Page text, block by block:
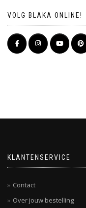
VOLG BLAKA ONLINE!
KLANTENSERVICE
Contact
Over jouw bestelling